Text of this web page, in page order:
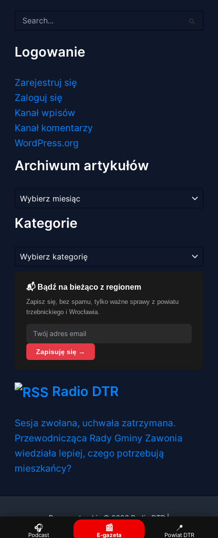
dla:
Logowanie
Zarejestruj się
Zaloguj się
Kanał wpisów
Kanał komentarzy
WordPress.org
Archiwum artykułów
artykułów
Kategorie
📬 Bądź na bieżąco z regionem
Zapisz się, bez spamu, tylko ważne sprawy z powiatu
trzebnickiego i Wrocławia.
Zapisuję się →
Radio DTR
Sesja zwołana, uchwała zatrzymana.
Przewodnicząca Rady Gminy Zawonia
wiedziała lepiej, czego potrzebują
mieszkańcy?
Prawa autorskie © 2026 Radio DTR |
🎧
Podcast
📰
E-gazeta
📍
Powiat DTR